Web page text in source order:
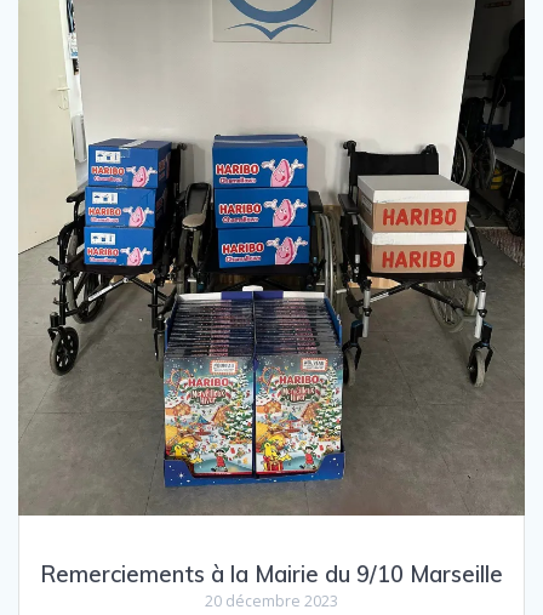
Remerciements à la Mairie du 9/10 Marseille
20 décembre 2023